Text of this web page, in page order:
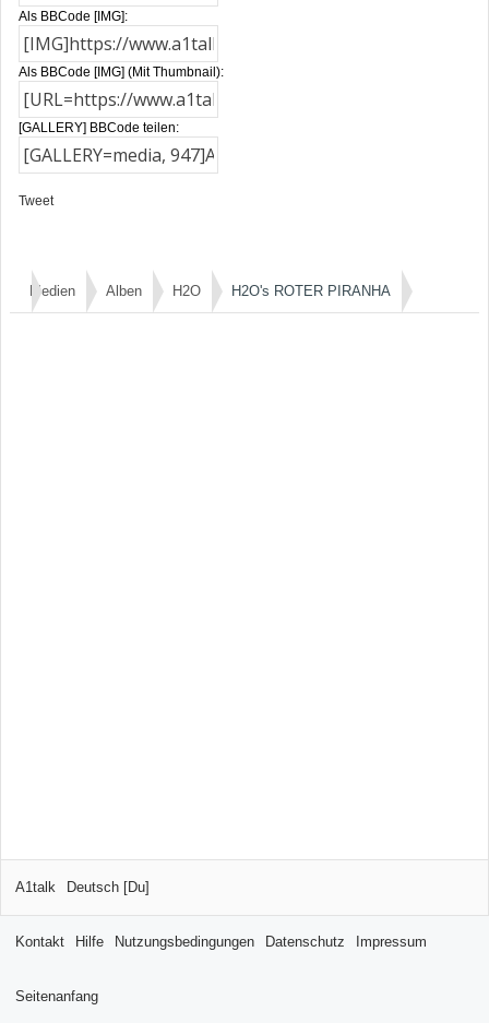
Als BBCode [IMG]:
Als BBCode [IMG] (Mit Thumbnail):
[GALLERY] BBCode teilen:
Tweet
Medien Alben H2O H2O's ROTER PIRANHA
A1talk Deutsch [Du]
Kontakt Hilfe Nutzungsbedingungen Datenschutz Impressum
Seitenanfang